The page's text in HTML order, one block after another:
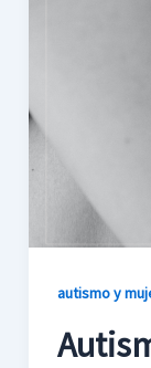
autismo y